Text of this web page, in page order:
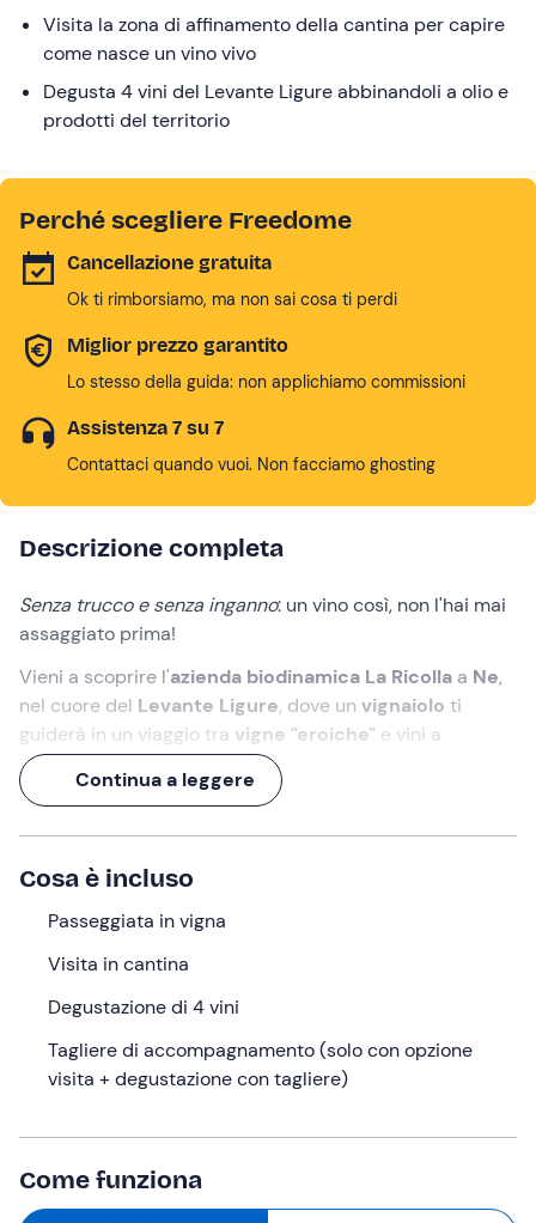
dates.
Visita la zona di affinamento della cantina per capire
come nasce un vino vivo
Degusta 4 vini del Levante Ligure abbinandoli a olio e
prodotti del territorio
Perché scegliere Freedome
Cancellazione gratuita
Ok ti rimborsiamo, ma non sai cosa ti perdi
Miglior prezzo garantito
Lo stesso della guida: non applichiamo commissioni
Assistenza 7 su 7
Contattaci quando vuoi. Non facciamo ghosting
Descrizione completa
Senza trucco e senza inganno: un vino così, non l'hai mai
assaggiato prima!
Vieni a scoprire l'azienda biodinamica La Ricolla a Ne,
nel cuore del Levante Ligure, dove un vignaiolo ti
guiderà in un viaggio tra vigne "eroiche" e vini a
fermentazione spontanea ottenuti da vitigni autoctoni.
Un’esperienza di oltre 2 orein cui
che potrai scegliere di accompagnare a focaccia, olio
locale e un tagliere di prodotti tipici!
Cosa faremo
L’appuntamento è all’orario selezionato presso la
Levante Ligure.Ad accoglierci troveremo la guida
che ci condurrà alla scoperta di una realtà che dal 2017
ha scelto la via dell'
agricoltura biodinamicaper far
rivivere vigneti quasi dimenticati e preservare la
Inizieremo il nostro percorso visitando i
quello storico della Basilica dei Fieschi e i terrazzamenti
Continua a leggere
Cosa è incluso
Passeggiata in vigna
Visita in cantina
Degustazione di 4 vini
Tagliere di accompagnamento (solo con opzione
visita + degustazione con tagliere)
Come funziona